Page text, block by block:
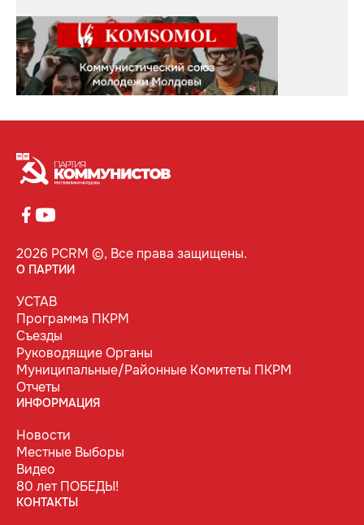
2026 PCRM ©, Все права защищены.
О ПАРТИИ
УСТАВ
Программа ПКРМ
Съезды
Руководящие Органы
Муниципальные/Районные Комитеты ПКРМ
Отчеты
ИНФОРМАЦИЯ
Новости
Местные Выборы
Видео
80 лет ПОБЕДЫ!
КОНТАКТЫ